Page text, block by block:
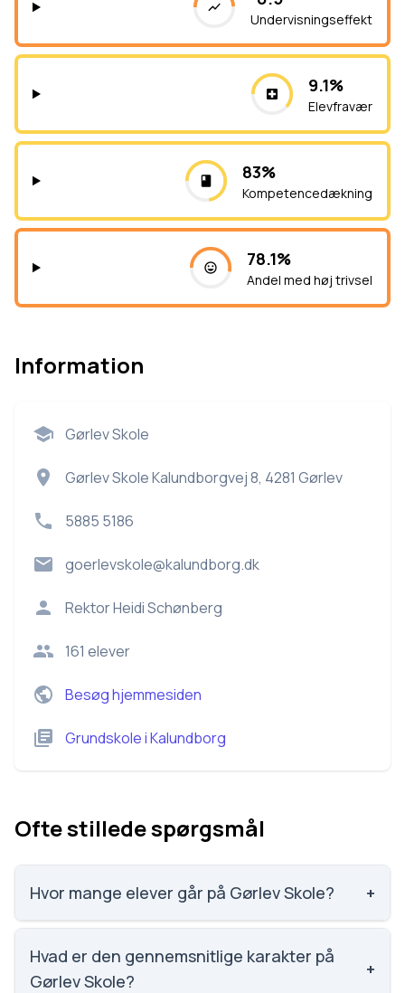
Undervisningseffekt
9.1%
Elevfravær
83%
Kompetencedækning
78.1%
Andel med høj trivsel
Information
Gørlev Skole
Gørlev Skole Kalundborgvej 8, 4281 Gørlev
5885 5186
goerlevskole@kalundborg.dk
RektorHeidi Schønberg
161 elever
Besøg hjemmesiden
GrundskoleiKalundborg
Ofte stillede spørgsmål
Hvor mange elever går på Gørlev Skole? +
Gørlev Skole har 161 elever, hvilket gør den til
nummer 1410 ud af 3143 skoler.
Hvad er den gennemsnitlige karakter på
Gørlev Skole?
+